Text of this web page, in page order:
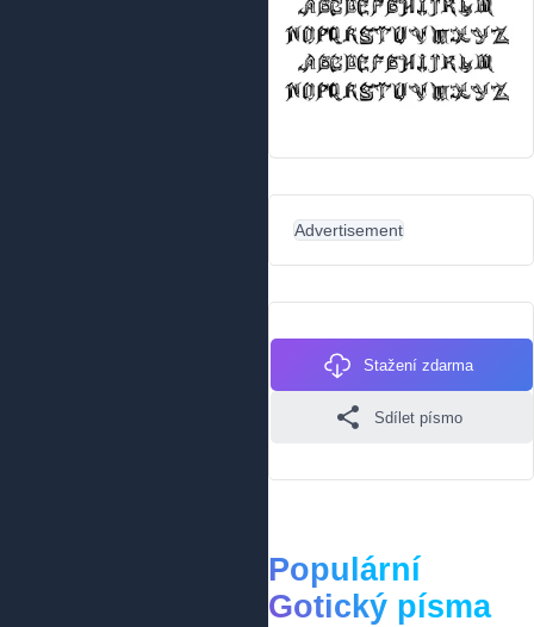
Advertisement
Stažení zdarma
Sdílet písmo
Populární
Gotický písma